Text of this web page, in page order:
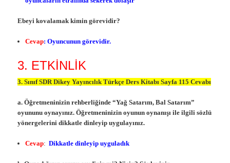
Ebeyi kovalamak kimin görevidir?
Cevap: Oyuncunun görevidir.
3. ETKİNLİK
3. Sınıf SDR Dikey Yayıncılık Türkçe Ders Kitabı Sayfa 115 Cevabı
a. Öğretmeninizin rehberliğinde “Yağ Satarım, Bal Satarım”
oyununu oynayınız. Öğretmeninizin oyunun oynanışı ile ilgili sözlü
yönergelerini dikkatle dinleyip uygulayınız.
Cevap:Dikkatle dinleyip uyguladık